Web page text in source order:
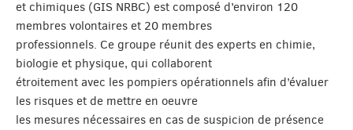
et chimiques (GIS NRBC) est composé d’environ 120
membres volontaires et 20 membres
professionnels. Ce groupe réunit des experts en chimie,
biologie et physique, qui collaborent
étroitement avec les pompiers opérationnels afin d’évaluer
les risques et de mettre en oeuvre
les mesures nécessaires en cas de suspicion de présence